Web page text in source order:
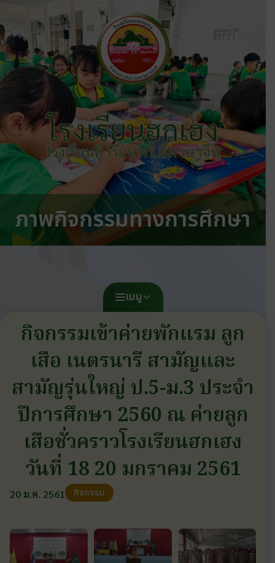
โรงเรียนฮกเฮง
โรงเรียนดี เรียนฟรี มีภาษาจีน
ภาพกิจกรรมทางการศึกษา
เมนู
กิจกรรมเข้าค่ายพักแรม ลูก
เสือ เนตรนารี สามัญและ
สามัญรุ่นใหญ่ ป.5-ม.3 ประจำ
ปีการศึกษา 2560 ณ ค่ายลูก
เสือชั่วคราวโรงเรียนฮกเฮง
วันที่ 18 20 มกราคม 2561
20 ม.ค. 2561 กิจกรรม